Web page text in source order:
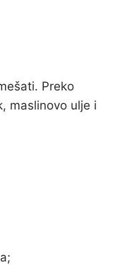
Preko
maslinovo ulje i